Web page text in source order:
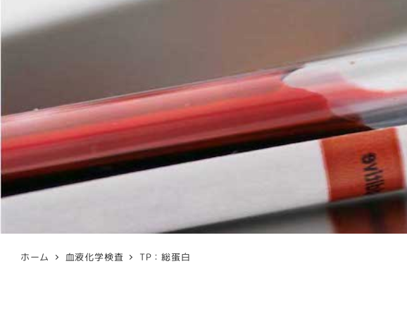
ホーム 血液化学検査 TP：総蛋白